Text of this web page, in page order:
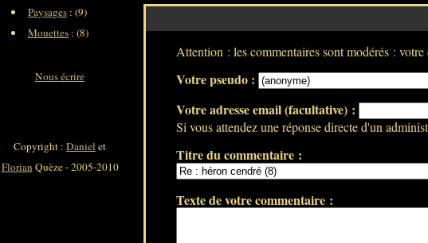
Attention : les commentaires sont modérés :
Votre pseudo :
Votre adresse email (facultative) :
Si vous attendez une réponse directe d'un
Titre du commentaire :
Texte de votre commentaire :
Paysages : (9)
Mouettes : (8)
Nous écrire
Copyright : Daniel et
FlorianQuèze - 2005-2010